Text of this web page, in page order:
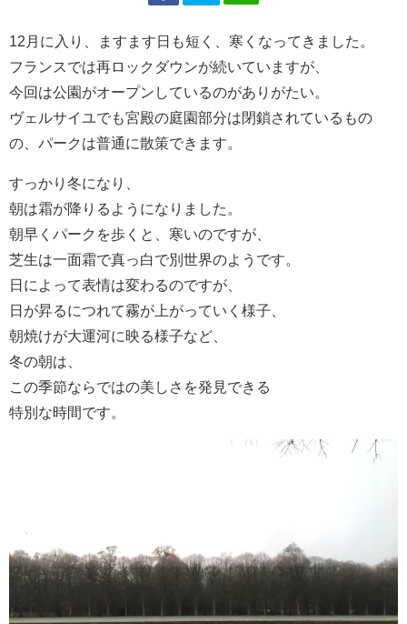
12月に入り、ますます日も短く、寒くなってきました。
フランスでは再ロックダウンが続いていますが、
今回は公園がオープンしているのがありがたい。
ヴェルサイユでも宮殿の庭園部分は閉鎖されているもの
の、パークは普通に散策できます。
すっかり冬になり、
朝は霜が降りるようになりました。
朝早くパークを歩くと、寒いのですが、
芝生は一面霜で真っ白で別世界のようです。
日によって表情は変わるのですが、
日が昇るにつれて霧が上がっていく様子、
朝焼けが大運河に映る様子など、
冬の朝は、
この季節ならではの美しさを発見できる
特別な時間です。